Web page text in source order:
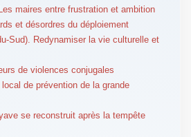
maires entre frustration et ambition
et désordres du déploiement
Sud). Redynamiser la vie culturelle et
de violences conjugales
local de prévention de la grande
se reconstruit après la tempête